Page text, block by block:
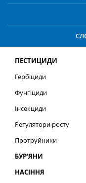
ПЕСТИЦИДИ
Гербіциди
Фунгіциди
Інсекциди
Регулятори росту
Протруйники
БУР’ЯНИ
НАСІННЯ